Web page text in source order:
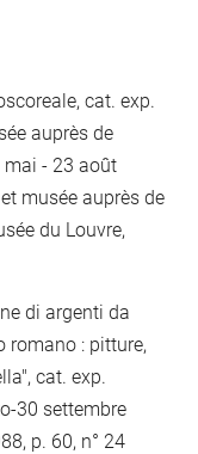
cat. exp.
auprès de
mai - 23 août
musée auprès de
du Louvre,
di argenti da
romano : pitture,
cat. exp.
30 settembre
p. 60, n° 24